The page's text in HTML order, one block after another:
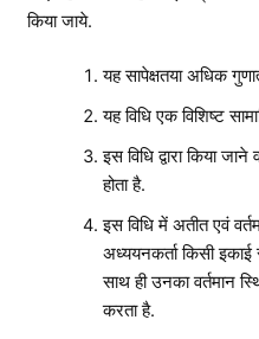
किया जाये.
यह सापेक्षतया अधिक
यह विधि एक विशिष्ट
इस विधि द्वारा किया
होता है.
इस विधि में अतीत एवं
अध्ययनकर्ता किसी
साथ ही उनका वर्तमान
करता है.